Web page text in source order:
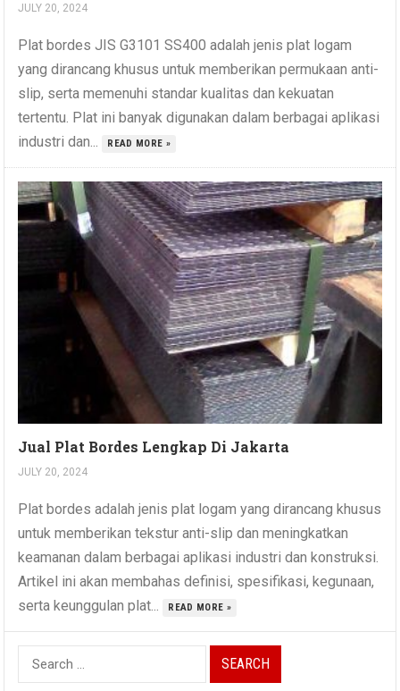
JULY 20, 2024
Plat bordes JIS G3101 SS400 adalah jenis plat logam
yang dirancang khusus untuk memberikan permukaan anti-
slip, serta memenuhi standar kualitas dan kekuatan
tertentu. Plat ini banyak digunakan dalam berbagai aplikasi
industri dan...
READ MORE »
Jual Plat Bordes Lengkap Di Jakarta
JULY 20, 2024
Plat bordes adalah jenis plat logam yang dirancang khusus
untuk memberikan tekstur anti-slip dan meningkatkan
keamanan dalam berbagai aplikasi industri dan konstruksi.
Artikel ini akan membahas definisi, spesifikasi, kegunaan,
serta keunggulan plat...
READ MORE »
Search
for: